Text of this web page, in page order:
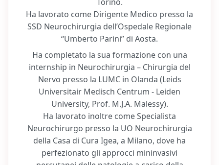
Ha lavorato come Dirigente Medico presso la
SSD Neurochirurgia dell’Ospedale Regionale
“Umberto Parini” di Aosta.
Ha completato la sua formazione con una
internship in Neurochirurgia – Chirurgia del
Nervo presso la LUMC in Olanda (Leids
Universitair Medisch Centrum - Leiden
University, Prof. M.J.A. Malessy).
Ha lavorato inoltre come Specialista
Neurochirurgo presso la UO Neurochirurgia
della Casa di Cura Igea, a Milano, dove ha
perfezionato gli approcci mininvasivi